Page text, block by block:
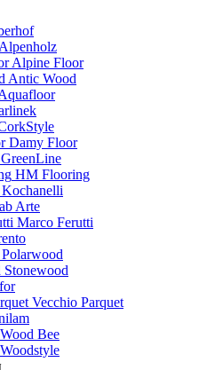
Alpenholz
Alpine Floor
Antic Wood
Damy Floor
GreenLine
HM Flooring
Kochanelli
Arte
Marco Ferutti
Polarwood
Stonewood
Vecchio Parquet
Wood Bee
Woodstyle